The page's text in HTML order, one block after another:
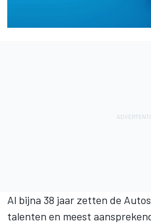
Al bijna 38 jaar zetten de
talenten en meest